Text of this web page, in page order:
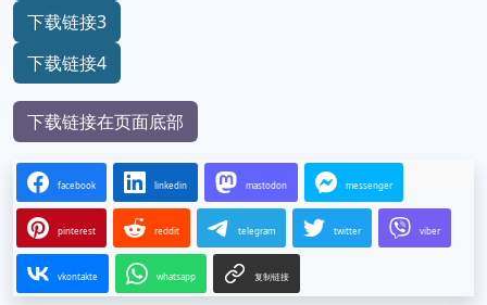
下载链接3
下载链接4
下载链接在页面底部
facebook linkedin mastodon messenger
pinterest reddit telegram twitter viber
vkontakte whatsapp 复制链接